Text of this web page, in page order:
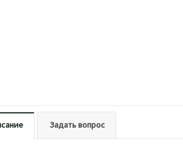
Задать вопрос